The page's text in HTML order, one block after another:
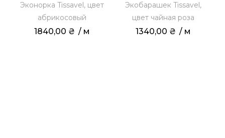
Эконорка Tissavel, цвет
абрикосовый
1840,00 ₴ / м
Экобарашек Tissavel,
цвет чайная роза
1340,00 ₴ / м